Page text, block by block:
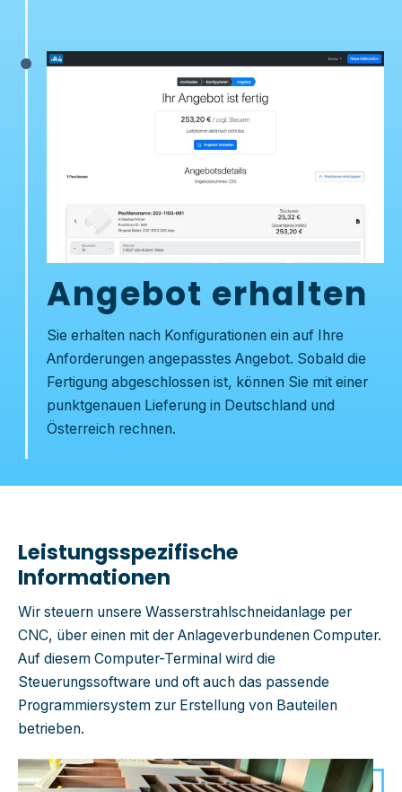
Angebot erhalten
Sie erhalten nach Konfigurationen ein auf Ihre
Anforderungen angepasstes Angebot. Sobald die
Fertigung abgeschlossen ist, können Sie mit einer
punktgenauen Lieferung in Deutschland und
Österreich rechnen.
Leistungsspezifische
Informationen
Wir steuern unsere Wasserstrahlschneidanlage per
CNC, über einen mit der Anlageverbundenen Computer.
Auf diesem Computer-Terminal wird die
Steuerungssoftware und oft auch das passende
Programmiersystem zur Erstellung von Bauteilen
betrieben.